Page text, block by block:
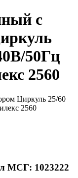
с
50Гц
2560
МСГ: 1023222